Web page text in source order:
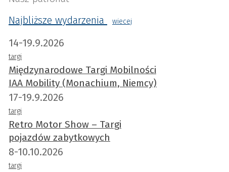
Najbliższe wydarzenia
wiecej
14-19.9.2026
targi
Międzynarodowe Targi Mobilności
IAA Mobility (Monachium, Niemcy)
17-19.9.2026
targi
Retro Motor Show – Targi
pojazdów zabytkowych
8-10.10.2026
targi